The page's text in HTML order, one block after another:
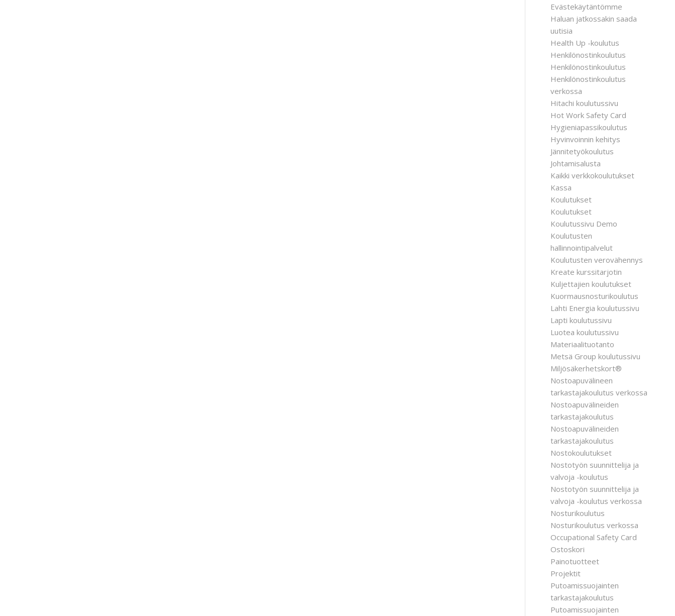
Evästekäytäntömme
Haluan jatkossakin saada
uutisia
Health Up -koulutus
Henkilönostinkoulutus
Henkilönostinkoulutus
Henkilönostinkoulutus
verkossa
Hitachi koulutussivu
Hot Work Safety Card
Hygieniapassikoulutus
Hyvinvoinnin kehitys
Jännitetyökoulutus
Johtamisalusta
Kaikki verkkokoulutukset
Kassa
Koulutukset
Koulutukset
Koulutussivu Demo
Koulutusten
hallinnointipalvelut
Koulutusten verovähennys
Kreate kurssitarjotin
Kuljettajien koulutukset
Kuormausnosturikoulutus
Lahti Energia koulutussivu
Lapti koulutussivu
Luotea koulutussivu
Materiaalituotanto
Metsä Group koulutussivu
Miljösäkerhetskort®
Nostoapuvälineen
tarkastajakoulutus verkossa
Nostoapuvälineiden
tarkastajakoulutus
Nostoapuvälineiden
tarkastajakoulutus
Nostokoulutukset
Nostotyön suunnittelija ja
valvoja -koulutus
Nostotyön suunnittelija ja
valvoja -koulutus verkossa
Nosturikoulutus
Nosturikoulutus verkossa
Occupational Safety Card
Ostoskori
Painotuotteet
Projektit
Putoamissuojainten
tarkastajakoulutus
Putoamissuojainten